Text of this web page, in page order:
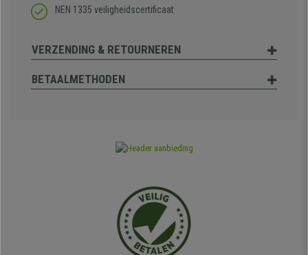
NEN 1335 veiligheidscertificaat
VERZENDING & RETOURNEREN
BETAALMETHODEN